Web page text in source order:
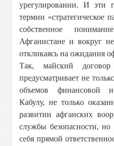
урегулировании. И эти
термин «стратегическое
собственное
Афганистане и вокруг
откликаясь на ожидания
Так, майский
предусматривает не
объемов финансовой
Кабулу, не только
развитии афганских
службы безопасности,
себя прямой